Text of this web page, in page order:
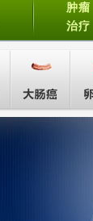
肿瘤
治疗